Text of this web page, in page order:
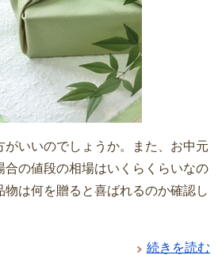
がいいのでしょうか。また、お中元
合の値段の相場はいくらくらいなの
物は何を贈ると喜ばれるのか確認し
続きを読む